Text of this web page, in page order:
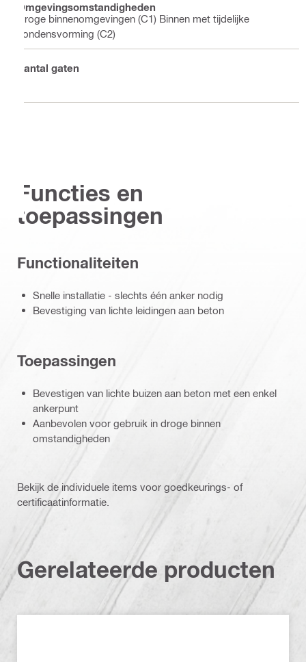
Omgevingsomstandigheden
Droge binnenomgevingen (C1) Binnen met tijdelijke
condensvorming (C2)
Aantal gaten
Functies en
toepassingen
Functionaliteiten
Snelle installatie - slechts één anker nodig
Bevestiging van lichte leidingen aan beton
Toepassingen
Bevestigen van lichte buizen aan beton met een enkel
ankerpunt
Aanbevolen voor gebruik in droge binnen
omstandigheden
Bekijk de individuele items voor goedkeurings- of
certificaatinformatie.
Gerelateerde producten